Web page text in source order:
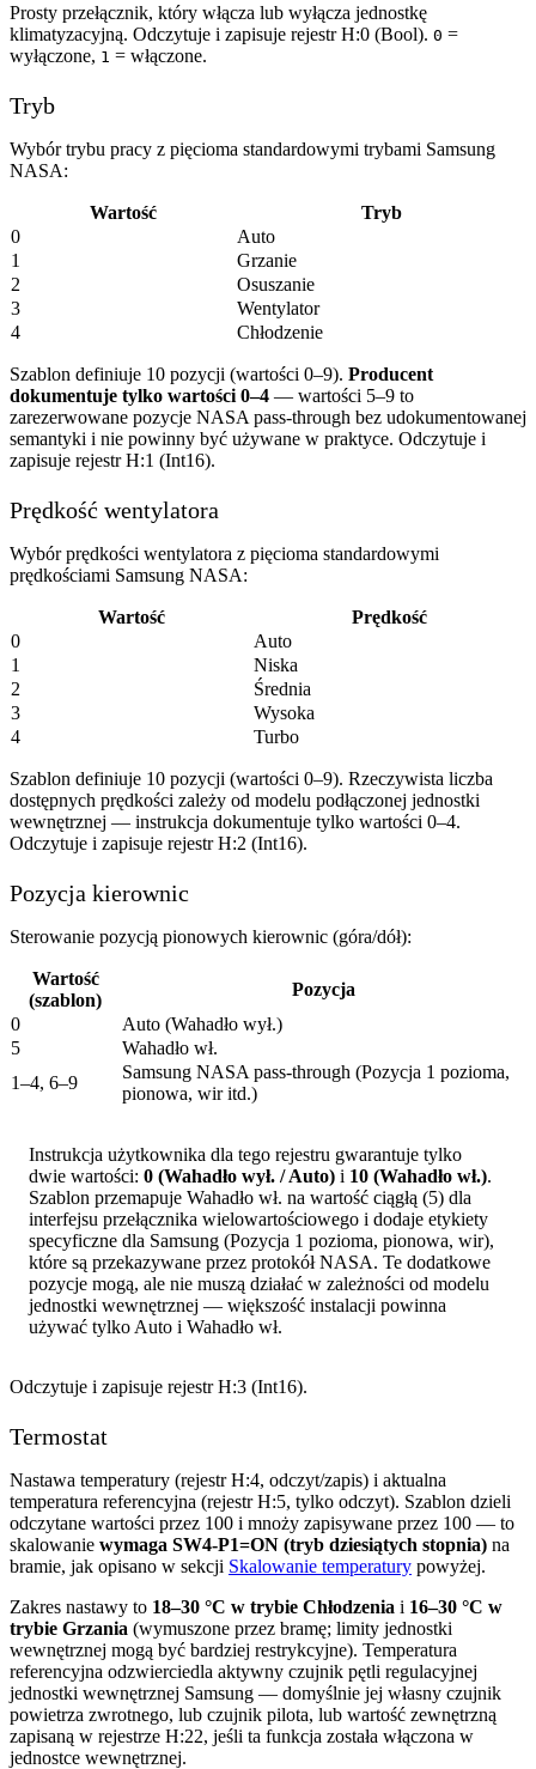
Prosty przełącznik, który włącza lub wyłącza jednostkę
klimatyzacyjną. Odczytuje i zapisuje rejestr H:0 (Bool). 0 =
wyłączone, 1 = włączone.
Tryb
Wybór trybu pracy z pięcioma standardowymi trybami Samsung
NASA:
Wartość
Tryb
0
Auto
1
Grzanie
2
Osuszanie
3
Wentylator
4
Chłodzenie
Szablon definiuje 10 pozycji (wartości 0–9). Producent
dokumentuje tylko wartości 0–4 — wartości 5–9 to
zarezerwowane pozycje NASA pass-through bez udokumentowanej
semantyki i nie powinny być używane w praktyce. Odczytuje i
zapisuje rejestr H:1 (Int16).
Prędkość wentylatora
Wybór prędkości wentylatora z pięcioma standardowymi
prędkościami Samsung NASA:
Wartość
Prędkość
0
Auto
1
Niska
2
Średnia
3
Wysoka
4
Turbo
Szablon definiuje 10 pozycji (wartości 0–9). Rzeczywista liczba
dostępnych prędkości zależy od modelu podłączonej jednostki
wewnętrznej — instrukcja dokumentuje tylko wartości 0–4.
Odczytuje i zapisuje rejestr H:2 (Int16).
Pozycja kierownic
Sterowanie pozycją pionowych kierownic (góra/dół):
Wartość
(szablon)
Pozycja
0
Auto (Wahadło wył.)
5
Wahadło wł.
1–4, 6–9
Samsung NASA pass-through (Pozycja 1 pozioma,
pionowa, wir itd.)
Instrukcja użytkownika dla tego rejestru gwarantuje tylko
dwie wartości: 0 (Wahadło wył. / Auto) i 10 (Wahadło wł.).
Szablon przemapuje Wahadło wł. na wartość ciągłą (5) dla
interfejsu przełącznika wielowartościowego i dodaje etykiety
specyficzne dla Samsung (Pozycja 1 pozioma, pionowa, wir),
które są przekazywane przez protokół NASA. Te dodatkowe
pozycje mogą, ale nie muszą działać w zależności od modelu
jednostki wewnętrznej — większość instalacji powinna
używać tylko Auto i Wahadło wł.
Odczytuje i zapisuje rejestr H:3 (Int16).
Termostat
Nastawa temperatury (rejestr H:4, odczyt/zapis) i aktualna
temperatura referencyjna (rejestr H:5, tylko odczyt). Szablon dzieli
odczytane wartości przez 100 i mnoży zapisywane przez 100 — to
skalowanie wymaga SW4-P1=ON (tryb dziesiątych stopnia) na
bramie, jak opisano w sekcji Skalowanie temperatury powyżej.
Zakres nastawy to 18–30 °C w trybie Chłodzenia i 16–30 °C w
trybie Grzania (wymuszone przez bramę; limity jednostki
wewnętrznej mogą być bardziej restrykcyjne). Temperatura
referencyjna odzwierciedla aktywny czujnik pętli regulacyjnej
jednostki wewnętrznej Samsung — domyślnie jej własny czujnik
powietrza zwrotnego, lub czujnik pilota, lub wartość zewnętrzną
zapisaną w rejestrze H:22, jeśli ta funkcja została włączona w
jednostce wewnętrznej.